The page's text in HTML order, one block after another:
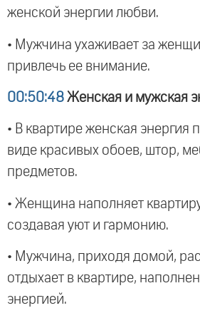
женской энергии любви.
• Мужчина ухаживает за
привлечь ее внимание.
00:50:48 Женская и мужская
• В квартире женская энергия
виде красивых обоев, штор,
предметов.
• Женщина наполняет
создавая уют и гармонию.
• Мужчина, приходя домой,
отдыхает в квартире,
энергией.